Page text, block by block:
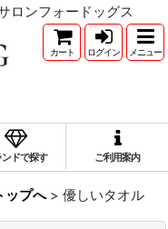
ロンフォードッグス
カート ログイン メニュー
ンドで探す ご利用案内
ップへ > 優しいタオル